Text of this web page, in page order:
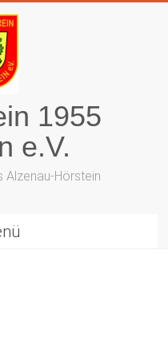
1955
e.V.
Alzenau-Hörstein